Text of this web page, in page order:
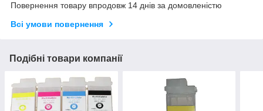
Повернення товару впродовж 14 днів за домовленістю
Всі умови повернення
Подібні товари компанії